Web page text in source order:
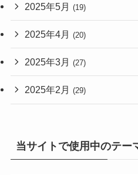
2025年5月 (19)
2025年4月 (20)
2025年3月 (27)
2025年2月 (29)
当サイトで使用中のテー